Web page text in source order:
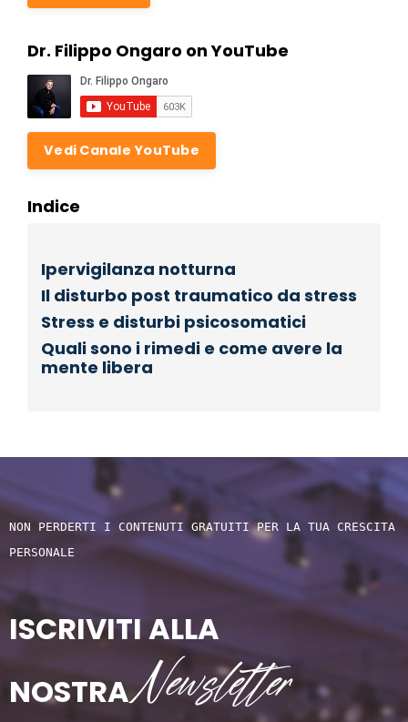
Dr. Filippo Ongaro on YouTube
Vedi Canale YouTube
Indice
Ipervigilanza notturna
Il disturbo post traumatico da stress
Stress e disturbi psicosomatici
Quali sono i rimedi e come avere la
mente libera
NON PERDERTI I CONTENUTI GRATUITI PER LA TUA CRESCITA
PERSONALE
ISCRIVITI ALLA
NOSTRANewsletter